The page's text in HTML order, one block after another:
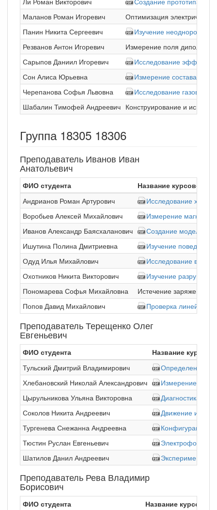
Маланов Роман Игоревич
Оптимизация
Панин Никита Сергеевич
Изучение
Резванов Антон Игоревич
Измерение поля
Сарыпов Даниил Игоревич
Исследование
Сон Алиса Юрьевна
Измерение состава
Черепанова Софья Львовна
Исследование
Шабалин Тимофей Андреевич Конструирование и
Группа 18305 18306
Преподаватель Иванов Иван
Анатольевич
ФИО студента
Название курсовой
Андрианов Роман Артурович
Исследование
Воробьев Алексей Михайлович
Измерение
Иванов Александр Баясхаланович
Создание модели
Ишутина Полина Дмитриевна
Изучение
Одуд Илья Михайлович
Исследование
Охотников Никита Викторович
Изучение
Пономарева Софья Михайловна
Истечение заряженных
Попов Давид Михайлович
Проверка
Преподаватель Терещенко Олег
Евгеньевич
ФИО студента
Название
Тульский Дмитрий Владимирович
Определение
Хлебановский Николай Александрович
Измерение
Цырульникова Ульяна Викторовна
Диагностика
Соколов Никита Андреевич
Движение ионов
Тургенева Снежанна Андреевна
Конфигурация
Тюстин Руслан Евгеньевич
Электрофорез в
Шатилов Данил Андреевич
Преподаватель Рева Владимир
Борисович
ФИО студента
Название курсовой